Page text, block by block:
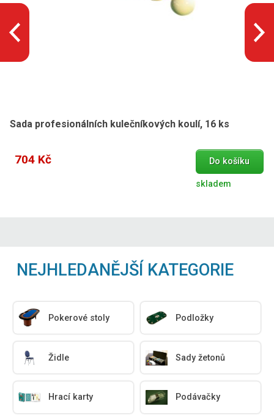
Sada profesionálních kulečníkových koulí, 16 ks
704 Kč Do košíku
skladem
NEJHLEDANĚJŠÍ KATEGORIE
Pokerové stoly Podložky
Židle Sady žetonů
Hrací karty Podávačky